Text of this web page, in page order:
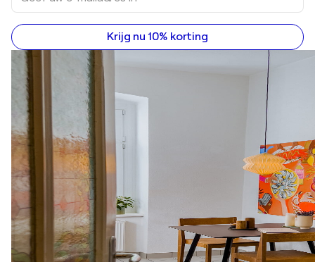
Krijg nu 10% korting